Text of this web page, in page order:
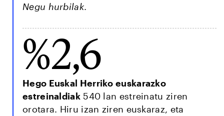
Negu hurbilak.
%2,6
Hego Euskal Herriko euskarazko
estreinaldiak540 lan estreinatu ziren
orotara. Hiru izan ziren euskaraz, eta